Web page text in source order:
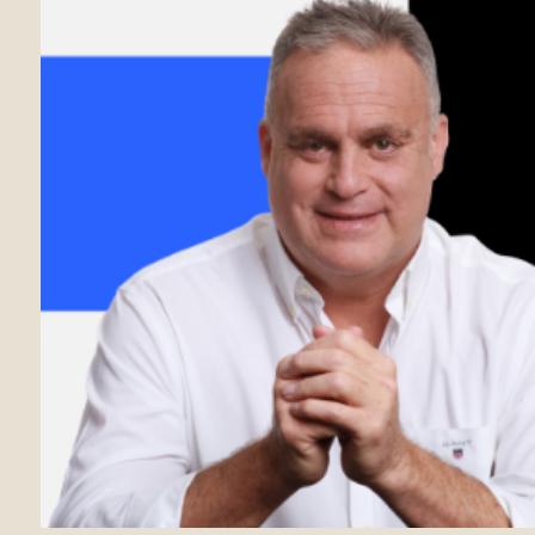
קבוצת רוזיו בשת"פ אסטרטגי נוסף
עם צמח המרמן
החברות זכו בשני פרויקטים לפינוי בינוי משמעותיים
רחוב הגפן. היקף הפרויקטים נאמד בכ- 450 מיליון
24/05/2021 ice